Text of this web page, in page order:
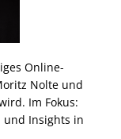
Online-
Nolte und
Im Fokus:
und Insights in